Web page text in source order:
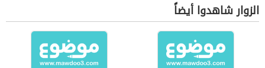
الزوار شاهدوا أيضاً